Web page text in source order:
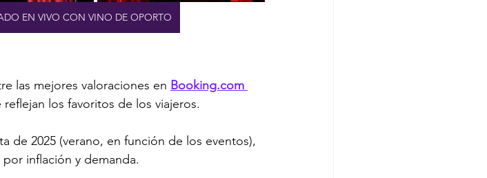
EN VIVO CON VINO DE OPORTO
las mejores valoraciones en Booking.com
los favoritos de los viajeros.
de 2025 (verano, en función de los eventos),
inflación y demanda.